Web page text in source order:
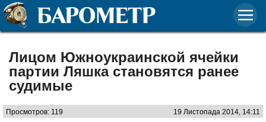
Лицом Южноукраинской ячейки
партии Ляшка становятся ранее
судимые
Просмотров: 119 19 Листопада 2014, 14:11